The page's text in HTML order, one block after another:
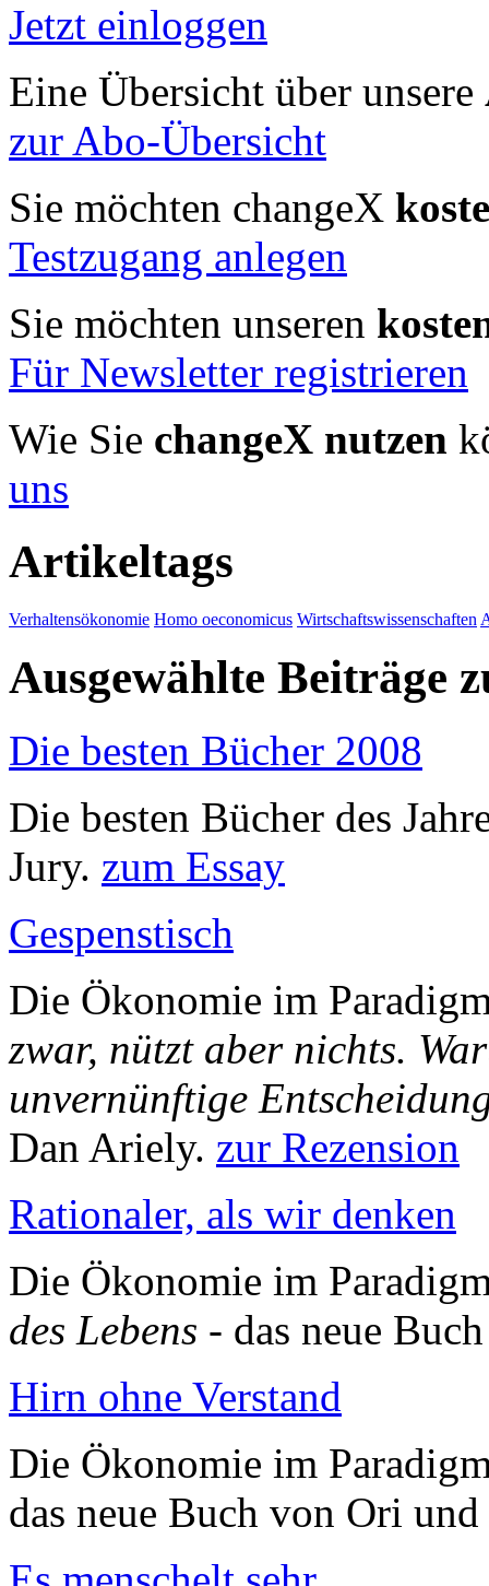
Jetzt einloggen
Eine Übersicht über unsere
zur Abo-Übersicht
Sie möchten changeX
Testzugang anlegen
Sie möchten unseren
Für Newsletter registrieren
Wie Sie changeX nutzen
uns
Artikeltags
Verhaltensökonomie Homo oeconomicus Wirtschaftswissenschaften
Ausgewählte Beiträge
Die besten Bücher 2008
Die besten Bücher des
Jury. zum Essay
Gespenstisch
Die Ökonomie im
zwar, nützt aber nichts.
unvernünftige
Dan Ariely. zur Rezension
Rationaler, als wir denken
Die Ökonomie im
des Lebens - das neue
Hirn ohne Verstand
Die Ökonomie im
das neue Buch von Ori